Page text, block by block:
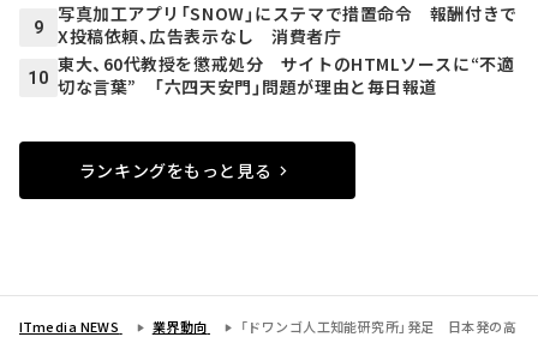
9
写真加工アプリ「SNOW」にステマで措置命令 報酬付きで
X投稿依頼、広告表示なし 消費者庁
10
東大、60代教授を懲戒処分 サイトのHTMLソースに“不適
切な言葉” 「六四天安門」問題が理由と毎日報道
ランキングをもっと見る
ITmedia NEWS 業界動向 「ドワンゴ人工知能研究所」発足 日本発の高